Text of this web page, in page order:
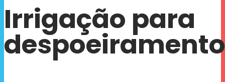
Irrigação para
despoeiramento